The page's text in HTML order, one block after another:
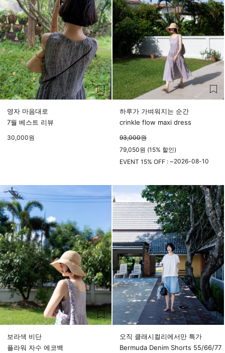
영자 마음대로
7월 베스트 리뷰
30,000원
하루가 가벼워지는 순간
crinkle flow maxi dress
93,000원
79,050원 (15% 할인)
EVENT 15% OFF : ~2026-08-10
보라색 비단
플라워 자수 에코백
오직 클래시컬리에서만 특가
Bermuda Denim Shorts 55/66/77